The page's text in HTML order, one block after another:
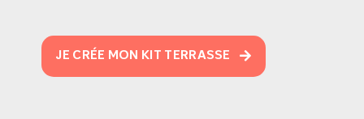
JE CRÉE MON KIT TERRASSE